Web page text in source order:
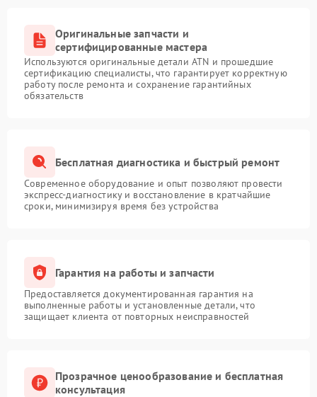
Оригинальные запчасти и
сертифицированные мастера
Используются оригинальные детали ATN и прошедшие
сертификацию специалисты, что гарантирует корректную
работу после ремонта и сохранение гарантийных
обязательств
Бесплатная диагностика и быстрый ремонт
Современное оборудование и опыт позволяют провести
экспресс-диагностику и восстановление в кратчайшие
сроки, минимизируя время без устройства
Гарантия на работы и запчасти
Предоставляется документированная гарантия на
выполненные работы и установленные детали, что
защищает клиента от повторных неисправностей
Прозрачное ценообразование и бесплатная
консультация